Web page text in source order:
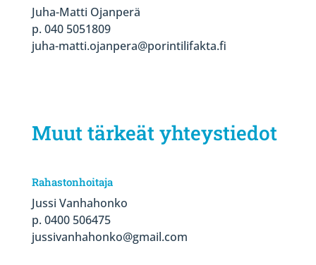
Juha-Matti Ojanperä
p. 040 5051809
juha-matti.ojanpera@porintilifakta.fi
Muut tärkeät yhteystiedot
Rahastonhoitaja
Jussi Vanhahonko
p. 0400 506475
jussivanhahonko@gmail.com